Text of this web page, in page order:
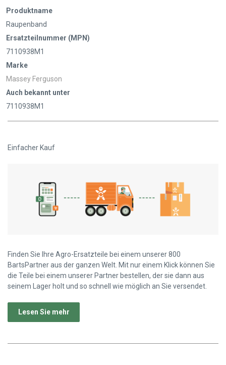
Produktname
Raupenband
Ersatzteilnummer (MPN)
7110938M1
Marke
Massey Ferguson
Auch bekannt unter
7110938M1
Einfacher Kauf
Finden Sie Ihre Agro-Ersatzteile bei einem unserer 800
BartsPartner aus der ganzen Welt. Mit nur einem Klick können Sie
die Teile bei einem unserer Partner bestellen, der sie dann aus
seinem Lager holt und so schnell wie möglich an Sie versendet.
Lesen Sie mehr